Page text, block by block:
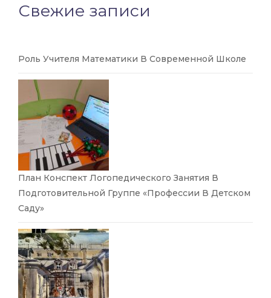
Свежие записи
Роль Учителя Математики В Современной Школе
План Конспект Логопедического Занятия В
Подготовительной Группе «Профессии В Детском
Саду»